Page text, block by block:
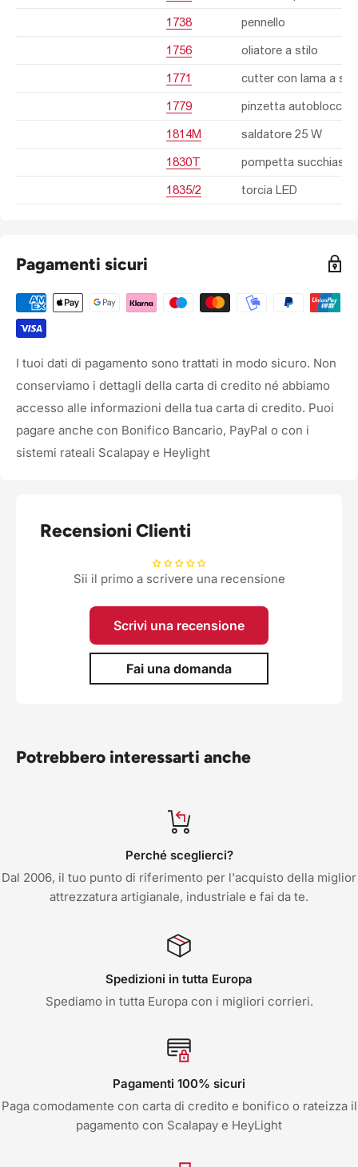
1738 pennello
1756 oliatore a stilo
1771 cutter con lama a
1779 pinzetta
1814M saldatore 25 W
1830T pompetta
1835/2 torcia LED
Pagamenti sicuri
I tuoi dati di pagamento sono trattati in modo sicuro. Non
conserviamo i dettagli della carta di credito né abbiamo
accesso alle informazioni della tua carta di credito. Puoi
pagare anche con Bonifico Bancario, PayPal o con i
sistemi rateali Scalapay e Heylight
Recensioni Clienti
Sii il primo a scrivere una recensione
Scrivi una recensione
Fai una domanda
Potrebbero interessarti anche
Perché sceglierci?
Dal 2006, il tuo punto di riferimento per l'acquisto della miglior
attrezzatura artigianale, industriale e fai da te.
Spedizioni in tutta Europa
Spediamo in tutta Europa con i migliori corrieri.
Pagamenti 100% sicuri
Paga comodamente con carta di credito e bonifico o rateizza il
pagamento con Scalapay e HeyLight